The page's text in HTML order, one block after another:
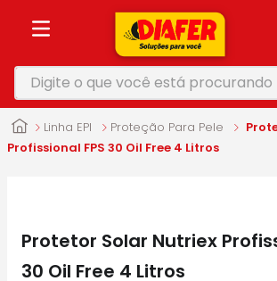
Digite o que você está procurando
Linha EPI Proteção Para Pele
Profissional FPS 30 Oil Free 4 Litros
Protetor Solar Nutriex
30 Oil Free 4 Litros
1º
4º